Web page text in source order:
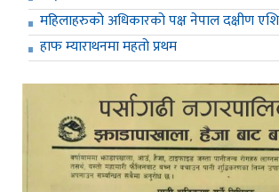
महिलाहरुको अधिकारको पक्ष नेपाल दक्षीण
हाफ म्याराथनमा महतो प्रथम